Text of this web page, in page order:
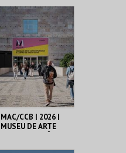
PALÁCIO SOTTO
MAIOR
MAIS INFO
COMPRAR
MAC/CCB | 2026 |
MUSEU DE ARTE